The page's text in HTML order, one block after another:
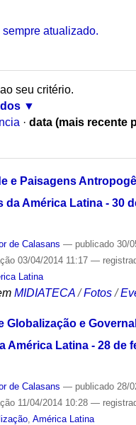
atualizado.
seu critério.
· data (mais recente
e Paisagens
da América Latina - 30
de Calasans — publicado30/
03/04/2014 11:17 —
Latina
MIDIATECA /Fotos /
Globalização e
América Latina - 28 de
de Calasans — publicado28/
11/04/2014 10:28 —
, América Latina